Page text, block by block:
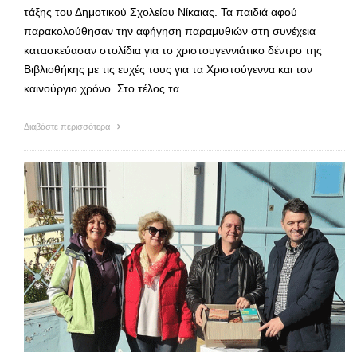
τάξης του Δημοτικού Σχολείου Νίκαιας. Τα παιδιά αφού
παρακολούθησαν την αφήγηση παραμυθιών στη συνέχεια
κατασκεύασαν στολίδια για το χριστουγεννιάτικο δέντρο της
Βιβλιοθήκης με τις ευχές τους για τα Χριστούγεννα και τον
καινούργιο χρόνο. Στο τέλος τα …
Διαβάστε περισσότερα